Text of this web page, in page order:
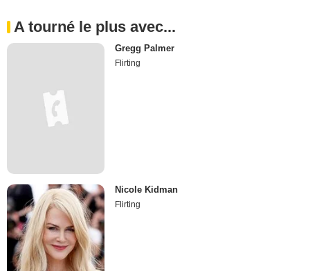
A tourné le plus avec...
Gregg Palmer
Flirting
Nicole Kidman
Flirting